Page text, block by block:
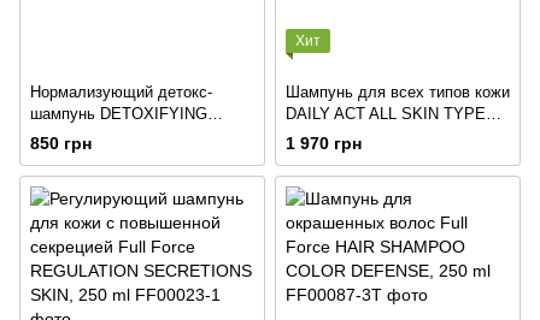
Нормализующий детокс-
шампунь DETOXIFYING
SHAMPOO TOTAL DETOX
PURIFIER ACTION, 200 мл
850 грн
Хит
Шампунь для всех типов кожи
DAILY ACT ALL SKIN TYPES,
1000 мл
1 970 грн